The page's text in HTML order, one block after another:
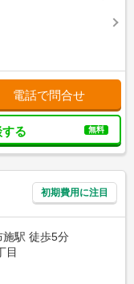
電話で問合せ
る 無料
初期費用に注目
駅 徒歩5分
目